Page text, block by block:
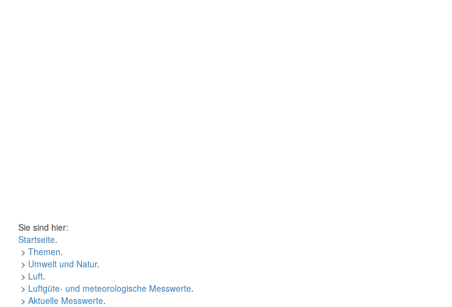
Sie sind hier:
Startseite.
> Themen.
> Umwelt und Natur.
> Luft.
> Luftgüte- und meteorologische Messwerte.
> Aktuelle Messwerte.